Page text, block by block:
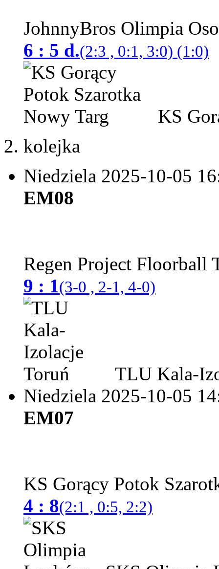
JohnnyBros Olimpia
6 : 5 d.(2:3 , 0:1, 3:0) (1:0)
KS
2. kolejka
Niedziela 2025-10-05
EM08
Regen Project Floorball
9 : 1(3-0 , 2-1, 4-0)
TLU Kala-
Niedziela 2025-10-05
EM07
KS Gorący Potok
4 : 8(2:1 , 0:5, 2:2)